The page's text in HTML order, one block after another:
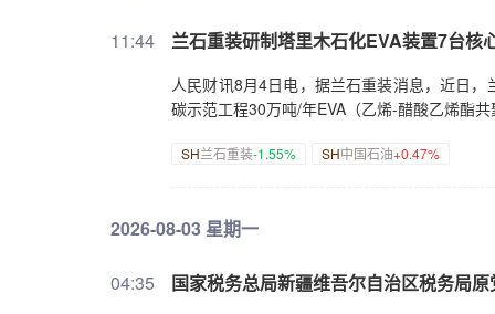
11:44 兰石重装研制塔里木石化EVA装置7台核
人民财讯8月4日电，据兰石重装消息，近日
碳示范工程30万吨/年EVA（乙烯-醋酸乙烯酯
SH兰石重装-1.55% SH中国石油+0.47%
2026-08-03 星期一
04:35 国家税务总局新疆维吾尔自治区税务局